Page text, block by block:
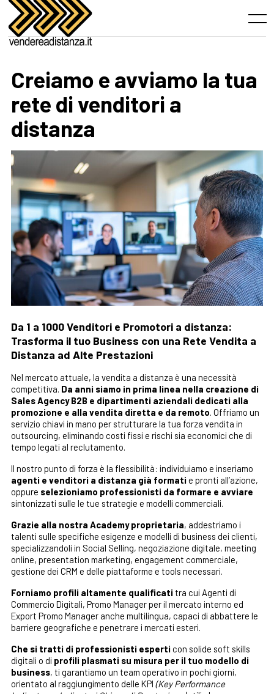
Skip
content
Menu
Creiamo e avviamo la tua
rete di venditori a
distanza
Da 1 a 1000 Venditori e Promotori a distanza:
Trasforma il tuo Business con una Rete Vendita a
Distanza ad Alte Prestazioni
Nel mercato attuale, la vendita a distanza è una necessità
competitiva. Da anni siamo in prima linea nella creazione di
Sales Agency B2B e dipartimenti aziendali dedicati alla
promozione e alla vendita diretta e da remoto. Offriamo un
servizio chiavi in mano per strutturare la tua forza vendita in
outsourcing, eliminando costi fissi e rischi sia economici che di
tempo legati al reclutamento.
Il nostro punto di forza è la flessibilità: individuiamo e inseriamo
agenti e venditori a distanza già formatie pronti all’azione,
oppure selezioniamo professionisti da formare e avviare
sintonizzati sulle le tue strategie e modelli commerciali.
Grazie alla nostra Academy proprietaria, addestriamo i
talenti sulle specifiche esigenze e modelli di business dei clienti,
specializzandoli in Social Selling, negoziazione digitale, meeting
online, presentation marketing, engagement commerciale,
gestione dei CRM e delle piattaforme e tools necessari.
Forniamo profili altamente qualificatitra cui Agenti di
Commercio Digitali, Promo Manager per il mercato interno ed
Export Promo Manager anche multilingua, capaci di abbattere le
barriere geografiche e penetrare i mercati esteri.
Che si tratti di professionisti esperticon solide soft skills
digitali o di profili plasmati su misura per il tuo modello di
business, ti garantiamo un team operativo in pochi giorni,
orientato al raggiungimento delle KPI (Key Performance